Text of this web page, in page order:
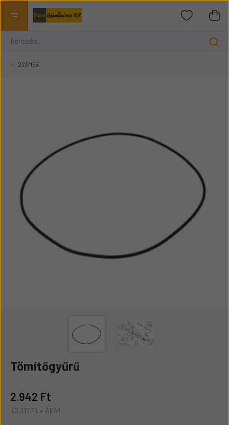
223/155
Tömítőgyűrű
2.942 Ft
(2.317 Ft + ÁFA)